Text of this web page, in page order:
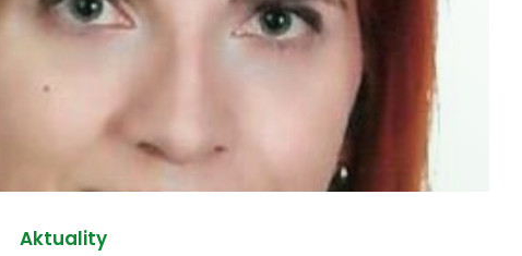
Aktuality